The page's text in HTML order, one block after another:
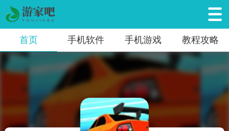
首页 手机软件 手机游戏 教程攻略